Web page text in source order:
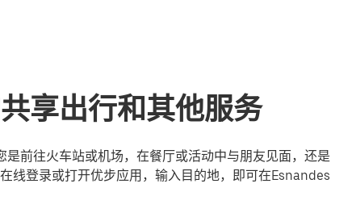
享出行和其他服务
前往火车站或机场，在餐厅或活动中与朋友见面，还是
线登录或打开优步应用，输入目的地，即可在Esnandes